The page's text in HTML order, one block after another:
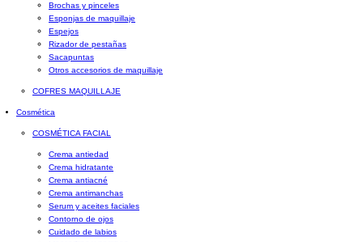
Brochas y pinceles
Esponjas de maquillaje
Espejos
Rizador de pestañas
Sacapuntas
Otros accesorios de maquillaje
COFRES MAQUILLAJE
Cosmética
COSMÉTICA FACIAL
Crema antiedad
Crema hidratante
Crema antiacné
Crema antimanchas
Serum y aceites faciales
Contorno de ojos
Cuidado de labios